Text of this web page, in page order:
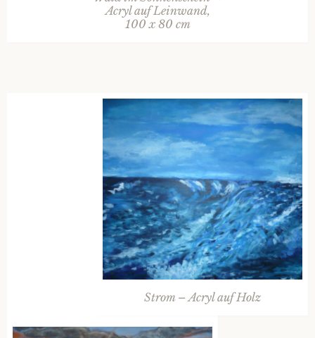
Acryl auf Leinwand,
100 x 80 cm
Strom – Acryl auf Holz